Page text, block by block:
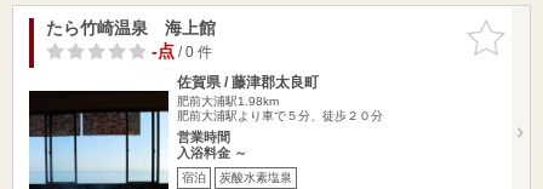
お気に入
りに追加
たら竹崎温泉 海上館
-点/ 0 件
佐賀県 / 藤津郡太良町
肥前大浦駅1.98km
肥前大浦駅より車で５分、徒歩２０分
営業時間
入浴料金 ～
宿泊 炭酸水素塩泉